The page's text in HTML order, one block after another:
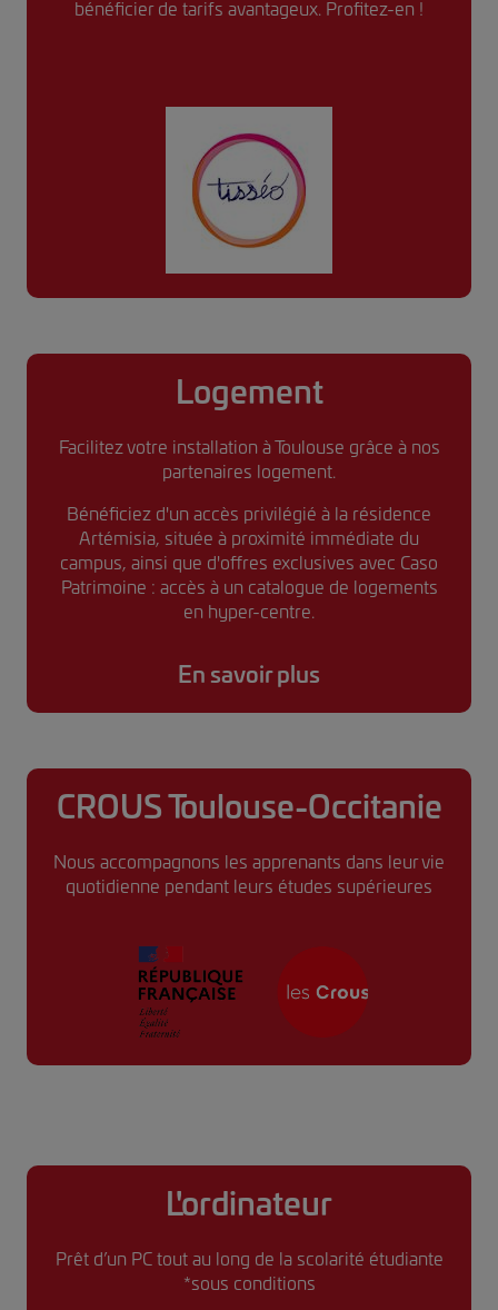
bénéficier de tarifs avantageux. Profitez-en !
Logement
Facilitez votre installation à Toulouse grâce à nos
partenaires logement.
Bénéficiez d'un accès privilégié à la résidence
Artémisia, située à proximité immédiate du
campus, ainsi que d'offres exclusives avec Caso
Patrimoine : accès à un catalogue de logements
en hyper-centre.
En savoir plus
CROUS Toulouse-Occitanie
Nous accompagnons les apprenants dans leur vie
quotidienne pendant leurs études supérieures
L'ordinateur
Prêt d’un PC tout au long de la scolarité étudiante
*sous conditions